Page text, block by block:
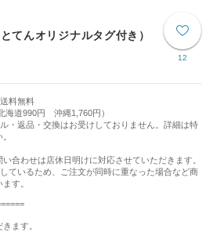
12
てんオリジナルタグ付き）
料無料
道990円 沖縄1,760円）
・返品・交換はお受けしておりません。詳細は特
合わせは店休日明けに対応させていただきます。
ているため、ご注文が同時に重なった場合など商
す。
ます。